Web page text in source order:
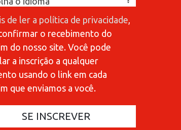
420
de ler a política de privacidade
o recebimento do
do nosso site. Você pode
a inscrição a qualquer
usando o link em cada
que enviamos a você.